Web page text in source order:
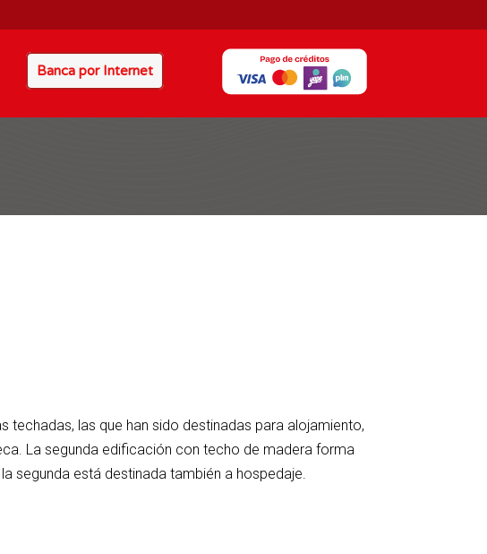
Banca por Internet
techadas, las que han sido destinadas para alojamiento,
La segunda edificación con techo de madera forma
segunda está destinada también a hospedaje.